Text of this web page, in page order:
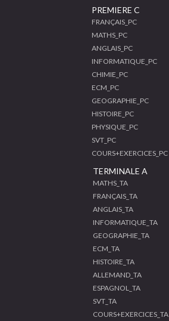
PREMIERE C
FRANÇAIS_PC
MATHS_PC
ANGLAIS_PC
INFORMATIQUE_PC
CHIMIE_PC
ECM_PC
GEOGRAPHIE_PC
HISTOIRE_PC
PHYSIQUE_PC
SVT_PC
COURS+EXERCICES_PC
TERMINALE A
MATHS_TA
FRANÇAIS_TA
ANGLAIS_TA
INFORMATIQUE_TA
GEOGRAPHIE_TA
ECM_TA
HISTOIRE_TA
ALLEMAND_TA
ESPAGNOL_TA
SVT_TA
COURS+EXERCICES_TA